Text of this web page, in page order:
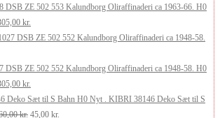
kr..
er:
295,00 kr..
DSB ZE 502 553 Kalundborg Oliraffinaderi ca 1963-66. H0
kr..
kr.
aktuelle
er:
DSB ZE 502 552 Kalundborg Oliraffinaderi ca 1948-58. H0
kr.
aktuelle
pris
KIBRI 38146 Deko Sæt til S
kr. Den
45,00 kr.